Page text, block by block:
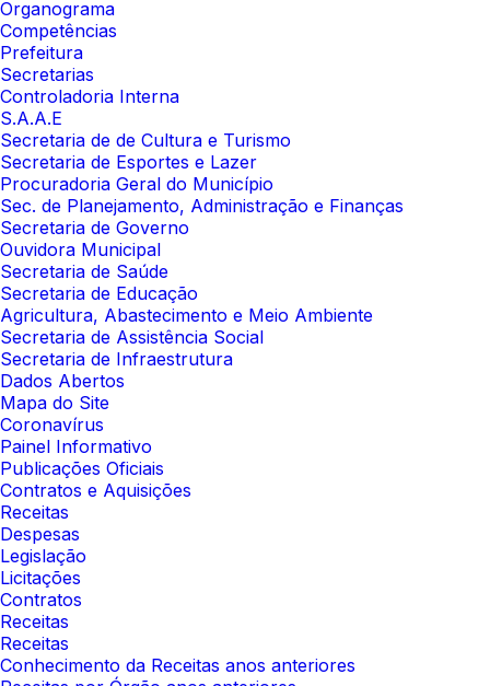
Organograma
Competências
Prefeitura
Secretarias
Controladoria Interna
S.A.A.E
Secretaria de de Cultura e Turismo
Secretaria de Esportes e Lazer
Procuradoria Geral do Município
Sec. de Planejamento, Administração e Finanças
Secretaria de Governo
Ouvidora Municipal
Secretaria de Saúde
Secretaria de Educação
Agricultura, Abastecimento e Meio Ambiente
Secretaria de Assistência Social
Secretaria de Infraestrutura
Dados Abertos
Mapa do Site
Coronavírus
Painel Informativo
Publicações Oficiais
Contratos e Aquisições
Receitas
Despesas
Legislação
Licitações
Contratos
Receitas
Receitas
Conhecimento da Receitas anos anteriores